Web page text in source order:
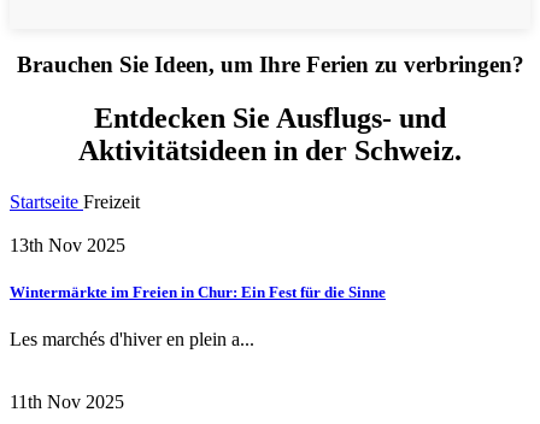
Brauchen Sie Ideen, um Ihre Ferien zu verbringen?
Entdecken Sie Ausflugs- und
Aktivitätsideen in der Schweiz.
Startseite Freizeit
13th Nov 2025
Wintermärkte im Freien in Chur: Ein Fest für die Sinne
Les marchés d'hiver en plein a...
11th Nov 2025